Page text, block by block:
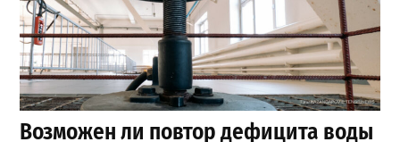
Возможен ли повтор дефицита воды